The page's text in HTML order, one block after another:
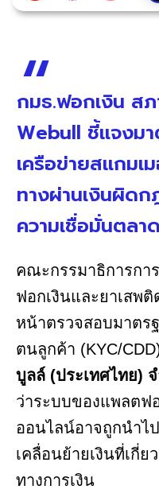
กมธ.ฟอกเงิน สภ
Webull ชี้แจงม
เครือข่ายสแกมเ
ทางผ่านเงินผิด
ความเชื่อมั่นตลา
คณะกรรมาธิการกา
ฟอกเงินและยาเสพ
หน้าตรวจสอบมาตร
ตนลูกค้า (KYC/
บูลล์ (ประเทศไทย)
ว่าระบบของแพลตฟ
ออนไลน์อาจถูกนำไ
เคลื่อนย้ายเงินที่เกี่
ทางการเงิน